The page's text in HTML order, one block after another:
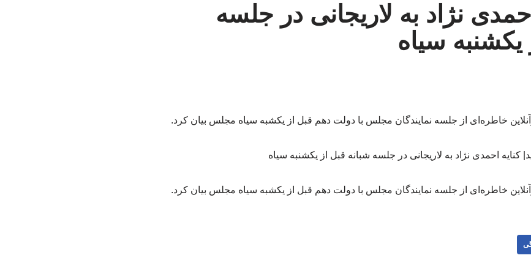
احمدی نژاد به لاریجانی در جلسه
یکشنبه سیاه
خاطره‌ای از جلسه نمایندگان مجلس با دولت دهم قبل از یکشبه سیاه مجلس بیان کرد.
خاطره‌ای از جلسه نمایندگان مجلس با دولت دهم قبل از یکشبه سیاه مجلس بیان کرد.